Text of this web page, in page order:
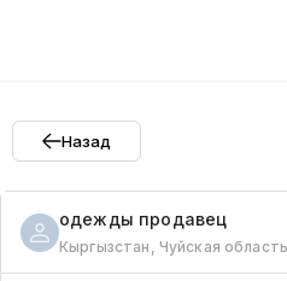
Назад
одежды продавец
Кыргызстан, Чуйская